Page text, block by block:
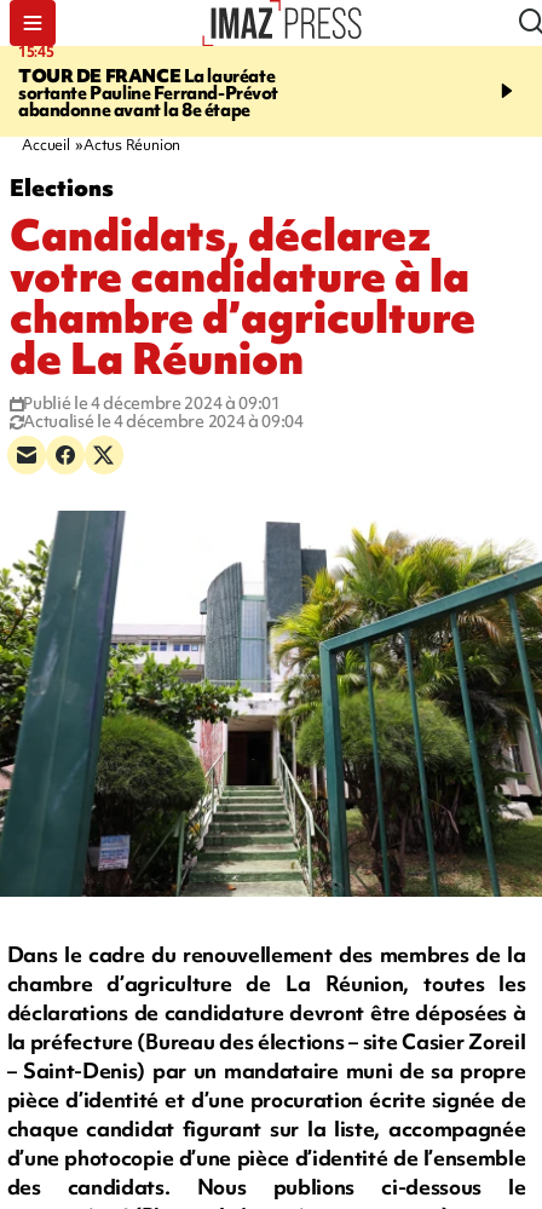
15:45
TOUR DE FRANCELa lauréate
sortante Pauline Ferrand-Prévot
abandonne avant la 8e étape
20:17
routière, concours de
Accueil Actus Réunion
Elections
Candidats, déclarez
votre candidature à la
chambre d’agriculture
de La Réunion
Publié le 4 décembre 2024 à 09:01
Actualisé le 4 décembre 2024 à 09:04
Dans le cadre du renouvellement des membres de la
chambre d’agriculture de La Réunion, toutes les
déclarations de candidature devront être déposées à
la préfecture (Bureau des élections – site Casier Zoreil
– Saint-Denis) par un mandataire muni de sa propre
pièce d’identité et d’une procuration écrite signée de
chaque candidat figurant sur la liste, accompagnée
d’une photocopie d’une pièce d’identité de l’ensemble
des candidats. Nous publions ci-dessous le